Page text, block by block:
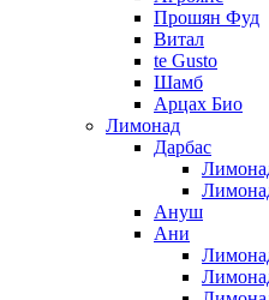
Прошян Фуд
Витал
te Gusto
Шамб
Арцах Био
Лимонад
Дарбас
Ануш
Ани